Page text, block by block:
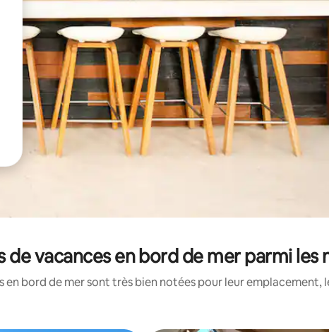
de vacances en bord de mer parmi les
en bord de mer sont très bien notées pour leur